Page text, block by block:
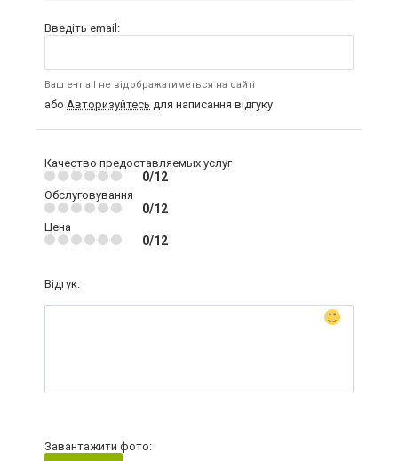
Введіть email:
Ваш e-mail не відображатиметься на сайті
або Авторизуйтесь для написання відгуку
Качество предоставляемых услуг
0/12
Обслуговування
0/12
Цена
0/12
Відгук:
Завантажити фото: